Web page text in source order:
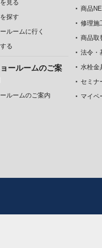
見る
探す
ルームに行く
る
ールームのご案
ルームのご案内
商品
修理施
商品取
法令・
水栓金
セミナ
マイペ